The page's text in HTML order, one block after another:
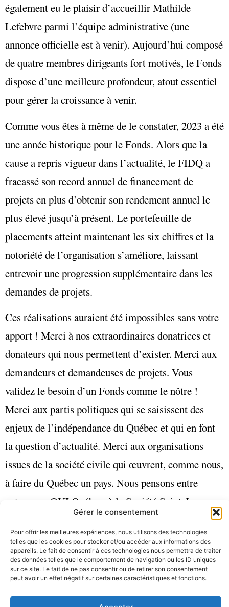
Gérer le consentement
Pour offrir les meilleures expériences, nous utilisons des technologies
telles que les cookies pour stocker et/ou accéder aux informations des
appareils. Le fait de consentir à ces technologies nous permettra de traiter
des données telles que le comportement de navigation ou les ID uniques
sur ce site. Le fait de ne pas consentir ou de retirer son consentement
peut avoir un effet négatif sur certaines caractéristiques et fonctions.
également eu le plaisir d’accueillir Mathilde
Lefebvre parmi l’équipe administrative (une
annonce officielle est à venir). Aujourd’hui composé
de quatre membres dirigeants fort motivés, le Fonds
dispose d’une meilleure profondeur, atout essentiel
pour gérer la croissance à venir.
Comme vous êtes à même de le constater, 2023 a été
une année historique pour le Fonds. Alors que la
cause a repris vigueur dans l’actualité, le FIDQ a
fracassé son record annuel de financement de
projets en plus d’obtenir son rendement annuel le
plus élevé jusqu’à présent. Le portefeuille de
placements atteint maintenant les six chiffres et la
notoriété de l’organisation s’améliore, laissant
entrevoir une progression supplémentaire dans les
demandes de projets.
Ces réalisations auraient été impossibles sans votre
apport ! Merci à nos extraordinaires donatrices et
donateurs qui nous permettent d’exister. Merci aux
demandeurs et demandeuses de projets. Vous
validez le besoin d’un Fonds comme le nôtre !
Merci aux partis politiques qui se saisissent des
enjeux de l’indépendance du Québec et qui en font
la question d’actualité. Merci aux organisations
issues de la société civile qui œuvrent, comme nous,
à faire du Québec un pays. Nous pensons entre
autres aux OUI Québec, à la Société Saint-Jean
Baptiste de Montréal, au Projet Ambition Québec, à
la Boutique 50 % +1, aux IPSO (les Intellectuels
pour la souveraineté), à LAction nationale, à
Génération OUI et à l’IRAI.
Pour terminer, nous remercions chaleureusement